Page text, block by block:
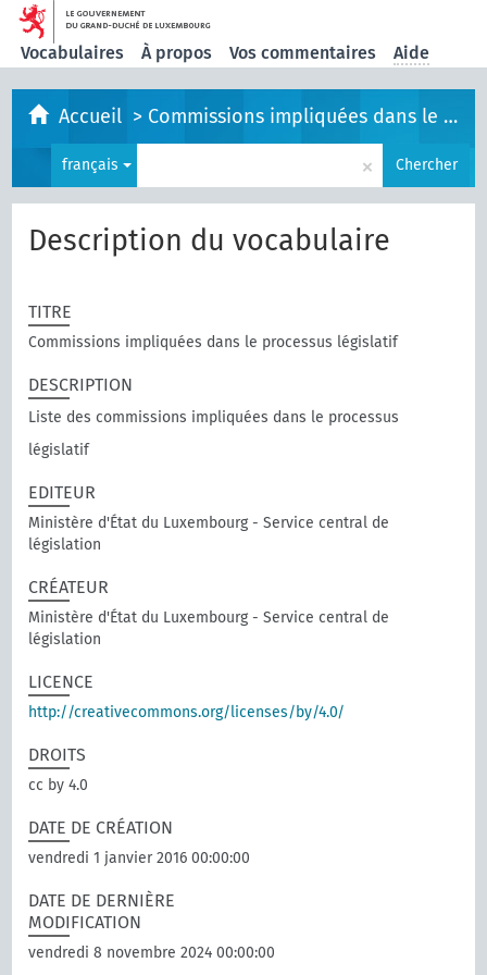
Vocabulaires À propos Vos commentaires Aide
Accueil > Commissions impliquées dans le processus législatif
français × Chercher
Description du vocabulaire
TITRE
Commissions impliquées dans le processus législatif
DESCRIPTION
Liste des commissions impliquées dans le processus
législatif
EDITEUR
Ministère d'État du Luxembourg - Service central de
législation
CRÉATEUR
Ministère d'État du Luxembourg - Service central de
législation
LICENCE
http://creativecommons.org/licenses/by/4.0/
DROITS
cc by 4.0
DATE DE CRÉATION
vendredi 1 janvier 2016 00:00:00
DATE DE DERNIÈRE
MODIFICATION
vendredi 8 novembre 2024 00:00:00